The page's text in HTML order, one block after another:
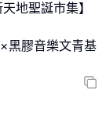
地聖誕市集】
黑膠音樂文青基